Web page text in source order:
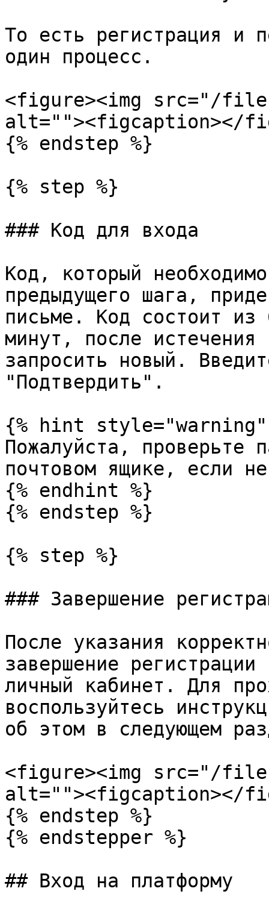
То есть регистрация и
один процесс.
<figure><img src="/
alt=""><figcaption></
{% endstep %}
{% step %}
### Код для входа
Код, который
предыдущего шага,
письме. Код состоит
минут, после
запросить новый.
"Подтвердить".
{% hint style="warning"
Пожалуйста, проверьте
почтовом ящике, если
{% endhint %}
{% endstep %}
{% step %}
### Завершение
После указания
завершение
личный кабинет. Для
воспользуйтесь
об этом в следующем
<figure><img src="/files/
alt=""><figcaption></
{% endstep %}
{% endstepper %}
## Вход на платформу